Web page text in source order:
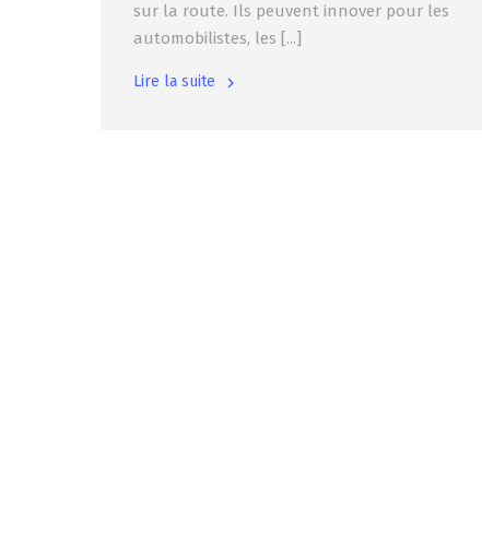
sur la route. Ils peuvent innover pour les
automobilistes, les [...]
Lire la suite